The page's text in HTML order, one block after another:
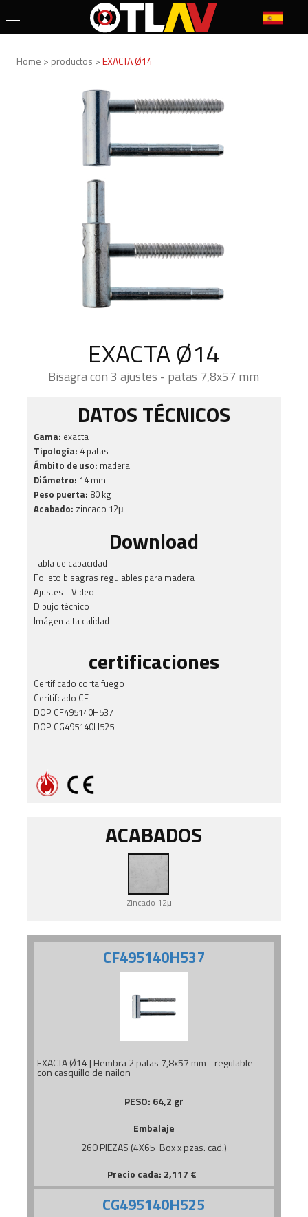
Home > productos >EXACTA Ø14
EXACTA Ø14
Bisagra con 3 ajustes - patas 7,8x57 mm
DATOS TÉCNICOS
Gama: exacta
Tipología: 4 patas
Ámbito de uso: madera
Diámetro: 14 mm
Peso puerta: 80 kg
Acabado: zincado 12μ
Download
Tabla de capacidad
Folleto bisagras regulables para madera
Ajustes - Video
Dibujo técnico
Imágen alta calidad
certificaciones
Certificado corta fuego
Ceritifcado CE
DOP CF495140H537
DOP CG495140H525
ACABADOS
Zincado 12μ
CF495140H537
EXACTA Ø14 | Hembra 2 patas 7,8x57 mm - regulable -
con casquillo de nailon
PESO: 64,2 gr
Embalaje
260 PIEZAS (4X65 Box x pzas. cad.)
Precio cada: 2,117 €
CG495140H525